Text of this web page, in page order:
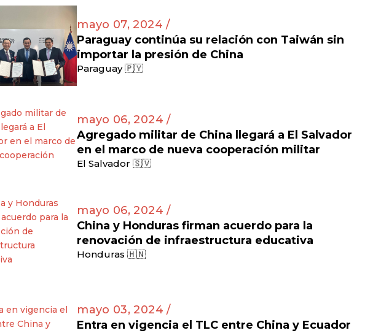
mayo 07, 2024 /
Paraguay continúa su relación con Taiwán sin
importar la presión de China
Paraguay 🇵🇾
mayo 06, 2024 /
Agregado militar de China llegará a El Salvador
en el marco de nueva cooperación militar
El Salvador 🇸🇻
mayo 06, 2024 /
China y Honduras firman acuerdo para la
renovación de infraestructura educativa
Honduras 🇭🇳
mayo 03, 2024 /
Entra en vigencia el TLC entre China y Ecuador